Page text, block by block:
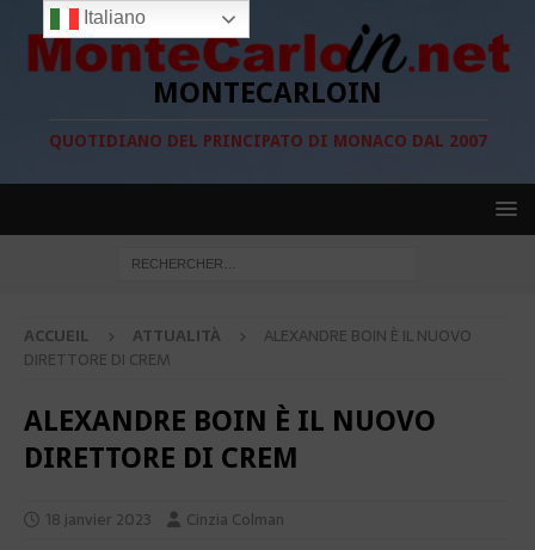
MONTECARLOIN
QUOTIDIANO DEL PRINCIPATO DI MONACO DAL 2007
ACCUEIL ATTUALITÀ
ALEXANDRE BOIN È IL NUOVO
DIRETTORE DI CREM
ALEXANDRE BOIN È IL NUOVO
DIRETTORE DI CREM
18 janvier 2023 Cinzia Colman
Italiano